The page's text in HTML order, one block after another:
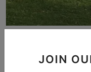
JOIN